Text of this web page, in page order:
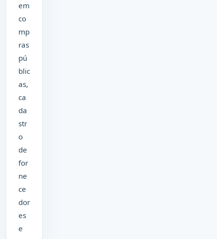
em
co
mp
ras
pú
blic
as,
ca
da
str
o
de
for
ne
ce
dor
es
e